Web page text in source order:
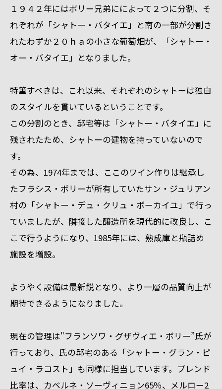
１９４２年にはボリー兄弟にによって２つに分割、そ
れぞれが「シャトー・バタイエ」と南の一部が分割さ
れたわずか２０ｈａの小さな葡萄畑が、「シャトー・
オー・バタイエ」となりました。
特筆すべきは、これ以来、それぞれのシャトーは独自
のスタイルを貫いているということです。
この分割のとき、邸宅等は「シャトー・バタイエ」に
残されたため、シャトーの建物を持っていないので
す。
その為、1974年までは、ここのワイン作りは継承し
たフラシス・ボリーが所有していたサン・ジュリアン
村の「シャトー・デュ・クリュ・ボーカイユ」で行っ
ていましたが、隣接した醸造所を現代的に改良し、こ
こで行うようになり、1985年には、熟成庫と瓶詰め
施設を増設。
ようやく設備は最新鋭となり、より一層の品質向上が
期待できるようになりました。
現在の管理は"フランソワ・グザヴィエ・ボリー”氏が
行っており、氏の邸宅のある「シャトー・グラン・ピ
ュイ・ラコスト」も同様に担当しています。ブレンド
比率は、カベルネ・ソーヴィニョン65％、メルロー2